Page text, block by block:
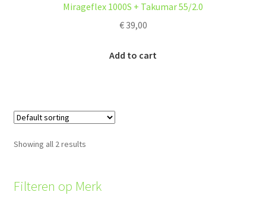
Mirageflex 1000S + Takumar 55/2.0
€39,00
Add to cart
Showing all 2 results
Filteren op Merk